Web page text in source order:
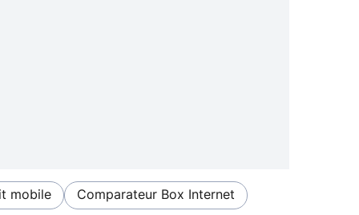
mobile Comparateur Box Internet